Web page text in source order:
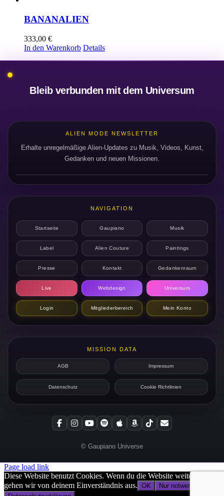
BANANALIEN
333,00 €
In den Warenkorb Details
Bleib verbunden mit dem Universum
NAVIGATION
Startseite Gaupiano Musik
Label Alien Couture Paintings
Presse Kontakt Gedankenraum
Live Webdesign Universum
Login Mitgliederbereich Mein Konto
ALIEN MODE NEWSLETTER
Erhalte unregelmäßige Alien-Updates zu Musik, Videos, Kunst,
Gedanken und neuen Missionen.
MISSION DATA
AGB Impressum
Datenschutz Cookie Richtlinien
© Gaupiano Universe
Page load link
Diese Website benutzt Cookies. Wenn du die Website weiter nutzt,
gehen wir von deinem Einverständnis aus. OK
Nur notwendige